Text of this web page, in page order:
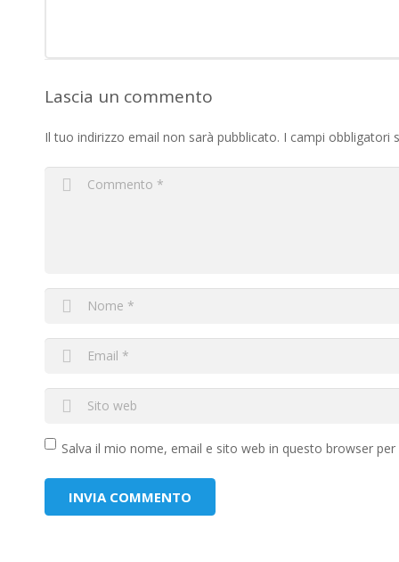
Lascia un commento
Il tuo indirizzo email non sarà pubblicato. I campi obbligatori
Salva il mio nome, email e sito web in questo browser